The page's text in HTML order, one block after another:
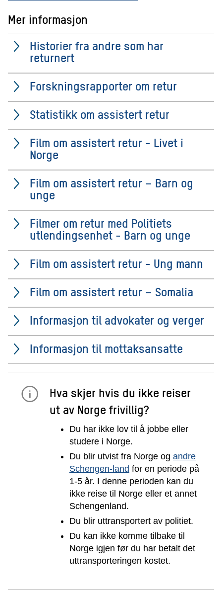
Mer informasjon
Historier fra andre som har
returnert
Forskningsrapporter om retur
Statistikk om assistert retur
Film om assistert retur - Livet i
Norge
Film om assistert retur – Barn og
unge
Filmer om retur med Politiets
utlendingsenhet - Barn og unge
Film om assistert retur - Ung mann
Film om assistert retur – Somalia
Informasjon til advokater og verger
Informasjon til mottaksansatte
Hva skjer hvis du ikke reiser
ut av Norge frivillig?
Du har ikke lov til å jobbe eller
studere i Norge.
Du blir utvist fra Norge og andre
Schengen-land for en periode på
1-5 år. I denne perioden kan du
ikke reise til Norge eller et annet
Schengenland.
Du blir uttransportert av politiet.
Du kan ikke komme tilbake til
Norge igjen før du har betalt det
uttransporteringen kostet.